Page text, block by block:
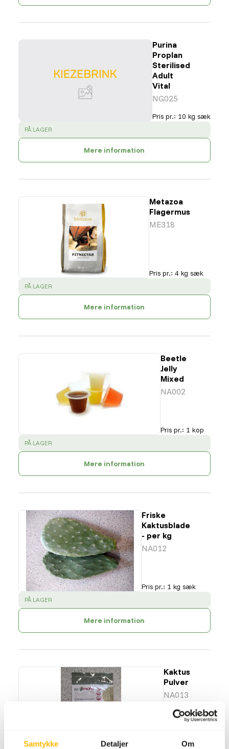
Samtykke Detaljer Om
Purina
Proplan
Sterilised
Adult
Vital
NG025
Pris pr.: 10 kg sæk
SUCCESS
PÅ LAGER
Mere information
Metazoa
Flagermus
ME318
Pris pr.: 4 kg sæk
SUCCESS
PÅ LAGER
Mere information
Beetle
Jelly
Mixed
NA002
Pris pr.: 1 kop
SUCCESS
PÅ LAGER
Mere information
Friske
Kaktusblade
- per kg
NA012
Pris pr.: 1 kg sæk
SUCCESS
PÅ LAGER
Mere information
Kaktus
Pulver
NA013